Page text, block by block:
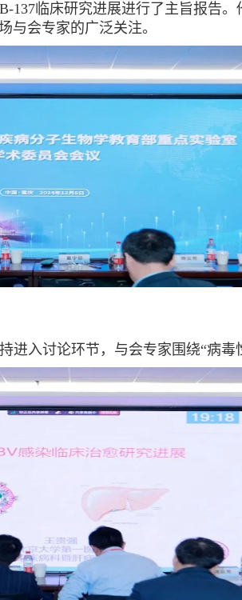
137临床研究进展进行了主旨报告
与会专家的广泛关注。
进入讨论环节，与会专家围绕“病